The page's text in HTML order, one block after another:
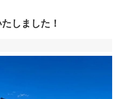
しました！